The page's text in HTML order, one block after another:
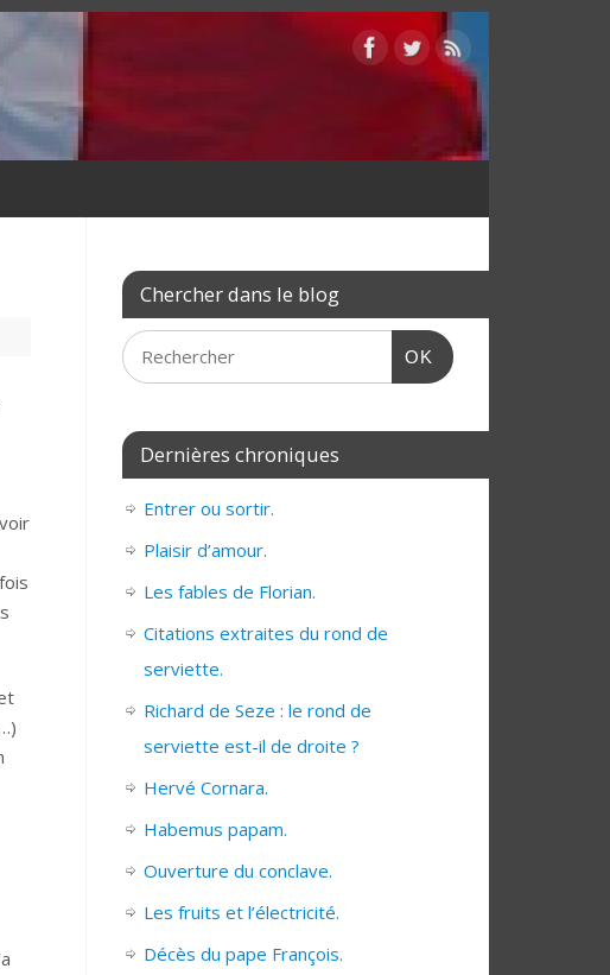
Chercher dans le blog
OK
Dernières chroniques
Entrer ou sortir.
Plaisir d’amour.
Les fables de Florian.
Citations extraites du rond de
serviette.
Richard de Seze : le rond de
serviette est-il de droite ?
Hervé Cornara.
Habemus papam.
Ouverture du conclave.
Les fruits et l’électricité.
Décès du pape François.